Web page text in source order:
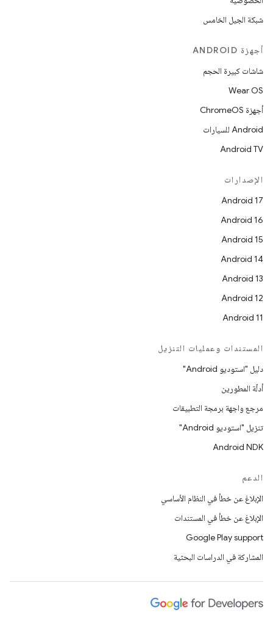
شبكة الجيل الخامس
أجهزة ANDROID
شاشات كبيرة الحجم
Wear OS
أجهزة ChromeOS
Android للسيارات
Android TV
الإصدارات
Android 17
Android 16
Android 15
Android 14
Android 13
Android 12
Android 11
المستندات وعمليات التنزيل
دليل "استوديو Android"
أدلّة المطورين
مرجع واجهة برمجة التطبيقات
تنزيل "استوديو Android"
Android NDK
الدعم
الإبلاغ عن خطأ في النظام الأساسي
الإبلاغ عن خطأ في المستندات
Google Play support
المشاركة في الدراسات البحثية